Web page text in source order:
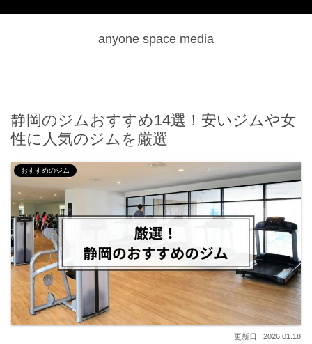
anyone space media
静岡のジムおすすめ14選！安いジムや女
性に人気のジムを厳選
おすすめのジム
2026.01.18